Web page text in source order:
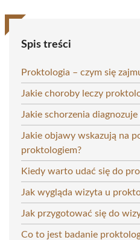
Spis treści
Proktologia – czym się
Jakie choroby leczy
Jakie schorzenia
Jakie objawy wskazują na
proktologiem?
Kiedy warto udać się do
Jak wygląda wizyta u
Jak przygotować się do
Co to jest badanie